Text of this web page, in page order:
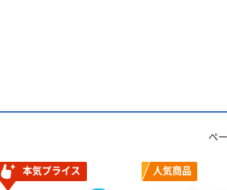
本気プライス 人気商品
ペ